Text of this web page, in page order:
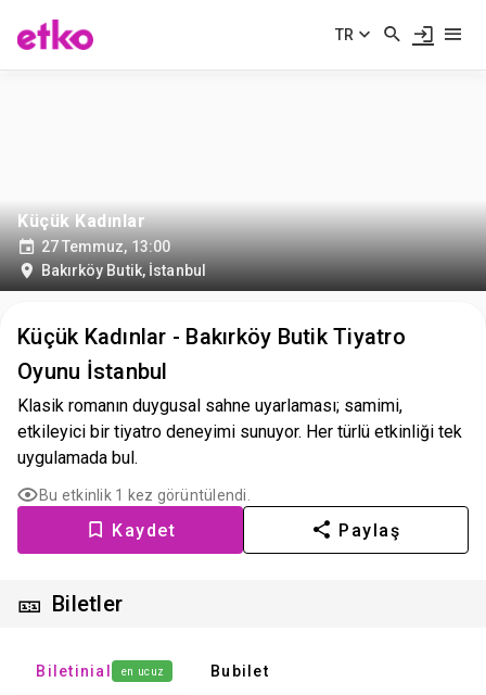
TR
Küçük Kadınlar
27 Temmuz, 13:00
Bakırköy Butik, İstanbul
Küçük Kadınlar - Bakırköy Butik Tiyatro
Oyunu İstanbul
Klasik romanın duygusal sahne uyarlaması; samimi,
etkileyici bir tiyatro deneyimi sunuyor. Her türlü etkinliği tek
uygulamada bul.
Bu etkinlik 1 kez görüntülendi.
Kaydet Paylaş
🎫 Biletler
Biletinial en ucuz Bubilet